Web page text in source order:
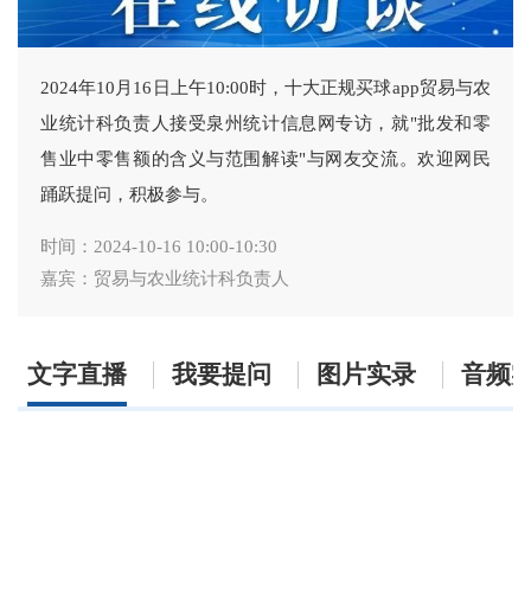
2024年10月16日上午10:00时，十大正规买球app贸易与农
业统计科负责人接受泉州统计信息网专访，就"批发和零
售业中零售额的含义与范围解读"与网友交流。欢迎网民
踊跃提问，积极参与。
时间：2024-10-16 10:00-10:30
嘉宾：贸易与农业统计科负责人
文字直播 我要提问 图片实录 音频